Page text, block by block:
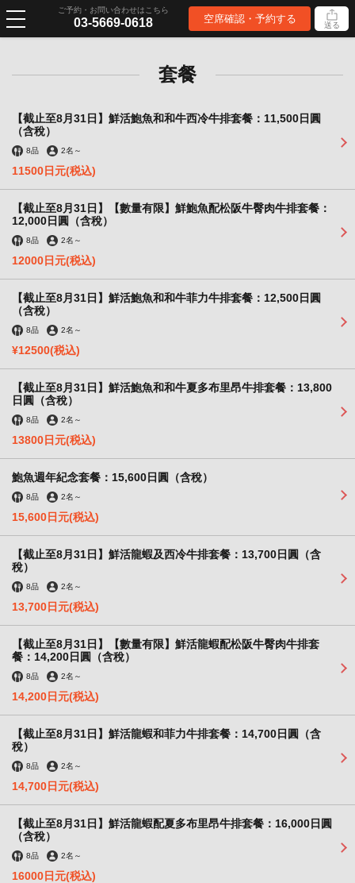
ご予約・お問い合わせはこちら
03-5669-0618 空席確認・予約する 送る
套餐
【截止至8月31日】鮮活鮑魚和和牛西冷牛排套餐：11,500日圓
（含稅）
8品 2名 ～
11500日元(税込)
【截止至8月31日】【數量有限】鮮鮑魚配松阪牛臀肉牛排套餐：
12,000日圓（含稅）
8品 2名 ～
12000日元(税込)
【截止至8月31日】鮮活鮑魚和和牛菲力牛排套餐：12,500日圓
（含稅）
8品 2名 ～
¥12500(税込)
【截止至8月31日】鮮活鮑魚和和牛夏多布里昂牛排套餐：13,800
日圓（含稅）
8品 2名 ～
13800日元(税込)
鮑魚週年紀念套餐：15,600日圓（含稅）
8品 2名 ～
15,600日元(税込)
【截止至8月31日】鮮活龍蝦及西冷牛排套餐：13,700日圓（含
稅）
8品 2名 ～
13,700日元(税込)
【截止至8月31日】【數量有限】鮮活龍蝦配松阪牛臀肉牛排套
餐：14,200日圓（含稅）
8品 2名 ～
14,200日元(税込)
【截止至8月31日】鮮活龍蝦和菲力牛排套餐：14,700日圓（含
稅）
8品 2名 ～
14,700日元(税込)
【截止至8月31日】鮮活龍蝦配夏多布里昂牛排套餐：16,000日圓
（含稅）
8品 2名 ～
16000日元(税込)